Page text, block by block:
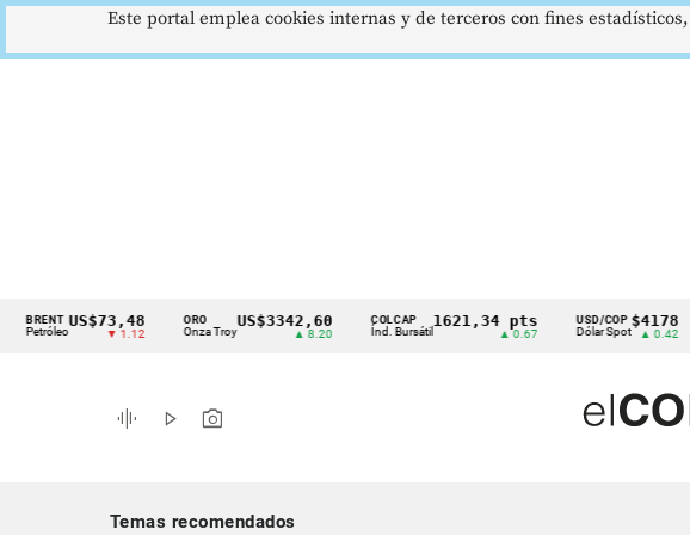
Cintillo
indicadores
económicos
US$73,48
▼ 1.12
ORO
Onza Troy
US$3342,60 COLCAP
Índ. Bursátil
1621,34 pts USD/COP
Dólar Spot
$4178
▲ 0.42
graphic_eq play_arrow photo_camera
Temas recomendados
Este portal emplea cookies internas y de terceros con fines